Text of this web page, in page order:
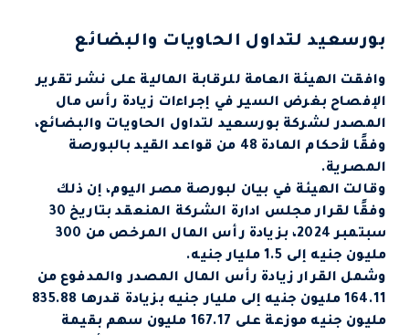
بورسعيد لتداول الحاويات والبضائع
وافقت الهيئة العامة للرقابة المالية على نشر تقرير
الإفصاح بغرض السير في إجراءات زيادة رأس مال
المصدر لشركة بورسعيد لتداول الحاويات والبضائع،
وفقًا لأحكام المادة 48 من قواعد القيد بالبورصة
المصرية.
وقالت الهيئة في بيان لبورصة مصر اليوم، إن ذلك
وفقًا لقرار مجلس ادارة الشركة المنعقد بتاريخ 30
سبتمبر 2024، بزيادة رأس المال المرخص من 300
مليون جنيه إلى 1.5 مليار جنيه.
وشمل القرار زيادة رأس المال المصدر والمدفوع من
164.11 مليون جنيه إلى مليار جنيه بزيادة قدرها 835.88
مليون جنيه موزعة على 167.17 مليون سهم بقيمة